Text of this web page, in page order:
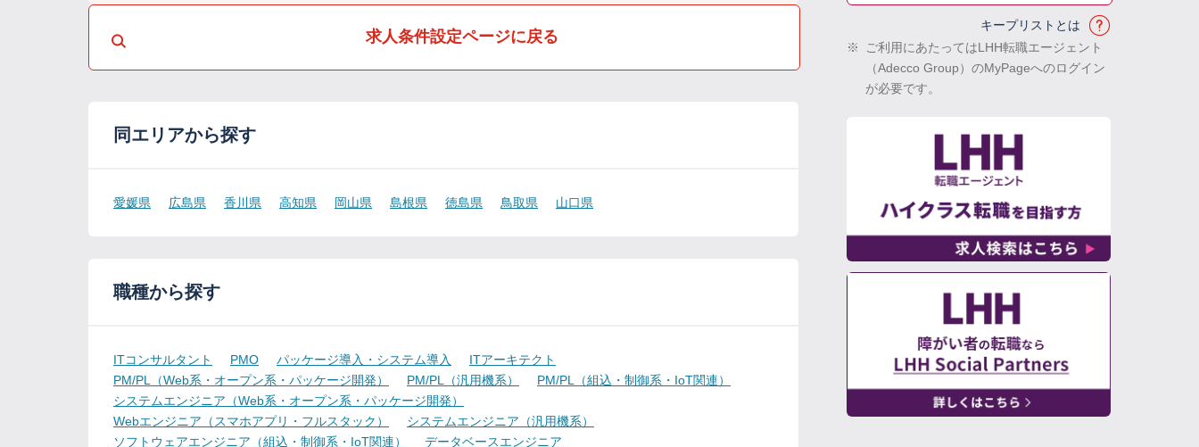
求人条件設定ページに戻る
同エリアから探す
愛媛県 広島県 香川県 高知県 岡山県 島根県 徳島県 鳥取県 山口県
職種から探す
ITコンサルタント PMO パッケージ導入・システム導入
ITアーキテクト
PM/PL（Web系・オープン系・パッケージ開発）
PM/PL（汎用機系）
PM/PL（組込・制御系・IoT関連）
システムエンジニア（Web系・オープン系・パッケージ開発）
Webエンジニア（スマホアプリ・フルスタック）
システムエンジニア（汎用機系）
ソフトウェアエンジニア（組込・制御系・IoT関連）
データベースエンジニア
キープリストとは
※
ご利用にあたってはLHH転職エージェント
（Adecco Group）のMyPageへのログイン
が必要です。